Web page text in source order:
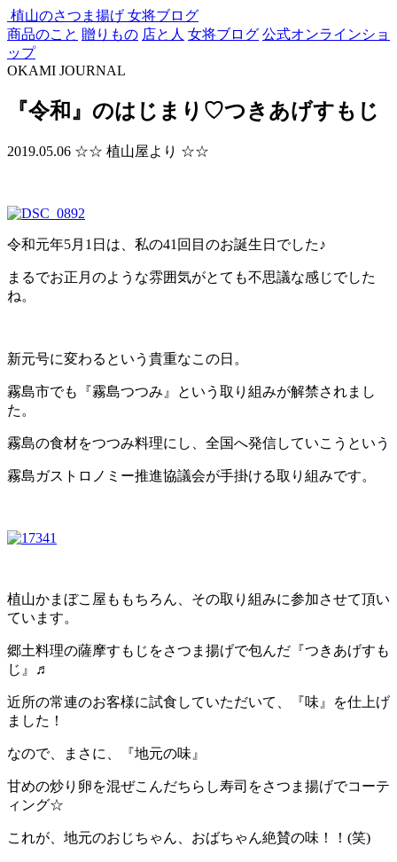
植山のさつま揚げ 女将ブログ
商品のこと 贈りもの 店と人 女将ブログ 公式オンラインショ
ップ
OKAMI JOURNAL
『令和』のはじまり♡つきあげすもじ
2019.05.06 ☆☆ 植山屋より ☆☆
令和元年5月1日は、私の41回目のお誕生日でした♪
まるでお正月のような雰囲気がとても不思議な感じでした
ね。
新元号に変わるという貴重なこの日。
霧島市でも『霧島つつみ』という取り組みが解禁されまし
た。
霧島の食材をつつみ料理にし、全国へ発信していこうという
霧島ガストロノミー推進協議会が手掛ける取り組みです。
植山かまぼこ屋ももちろん、その取り組みに参加させて頂い
ています。
郷土料理の薩摩すもじをさつま揚げで包んだ『つきあげすも
じ』♬
近所の常連のお客様に試食していただいて、『味』を仕上げ
ました！
なので、まさに、『地元の味』
甘めの炒り卵を混ぜこんだちらし寿司をさつま揚げでコーテ
ィング☆
これが、地元のおじちゃん、おばちゃん絶賛の味！！(笑)